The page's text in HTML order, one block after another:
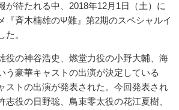
待たれる中、2018年12月1日（土）に
『斉木楠雄のΨ難』第2期のスペシャルイ
。
の神谷浩史、燃堂力役の小野大輔、海
う豪華キャストの出演が決定している
ストの出演が発表された。今回発表され
志役の日野聡、鳥束零太役の花江夏樹、